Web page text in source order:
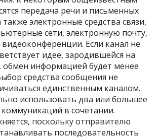
передача речи и письменных
электронные средства связи,
сети, электронную почту,
Если канал не
идее, зародившейся на
обмен информацией будет менее
средства сообщения не
единственным каналом.
использовать два или большее
коммуникаций в сочетании.
поскольку отправителю
последовательность